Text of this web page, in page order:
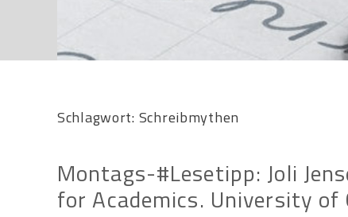
Schlagwort: Schreibmythen
Montags-#Lesetipp: Joli
for Academics. University of